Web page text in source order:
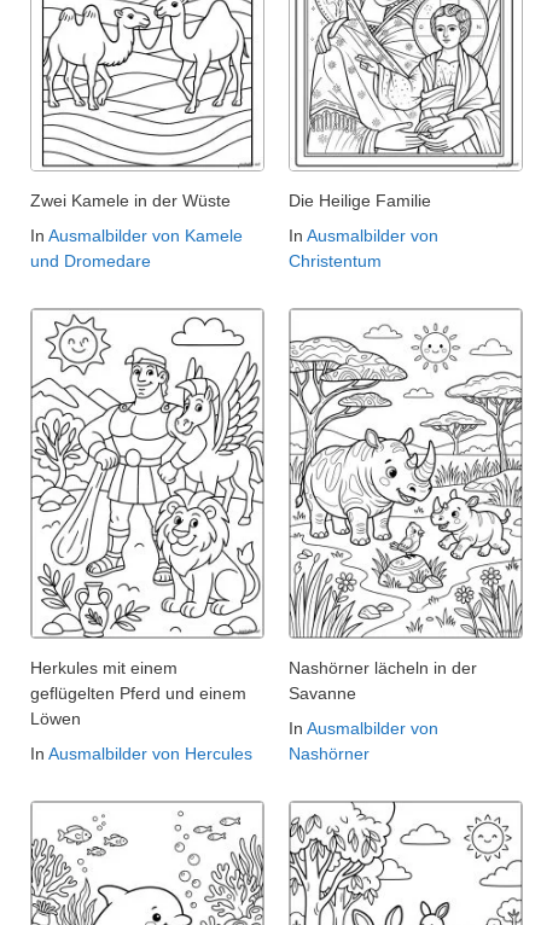
Zwei Kamele in der Wüste
In Ausmalbilder von Kamele
und Dromedare
Die Heilige Familie
In Ausmalbilder von
Christentum
Herkules mit einem
geflügelten Pferd und einem
Löwen
In Ausmalbilder von Hercules
Nashörner lächeln in der
Savanne
In Ausmalbilder von
Nashörner